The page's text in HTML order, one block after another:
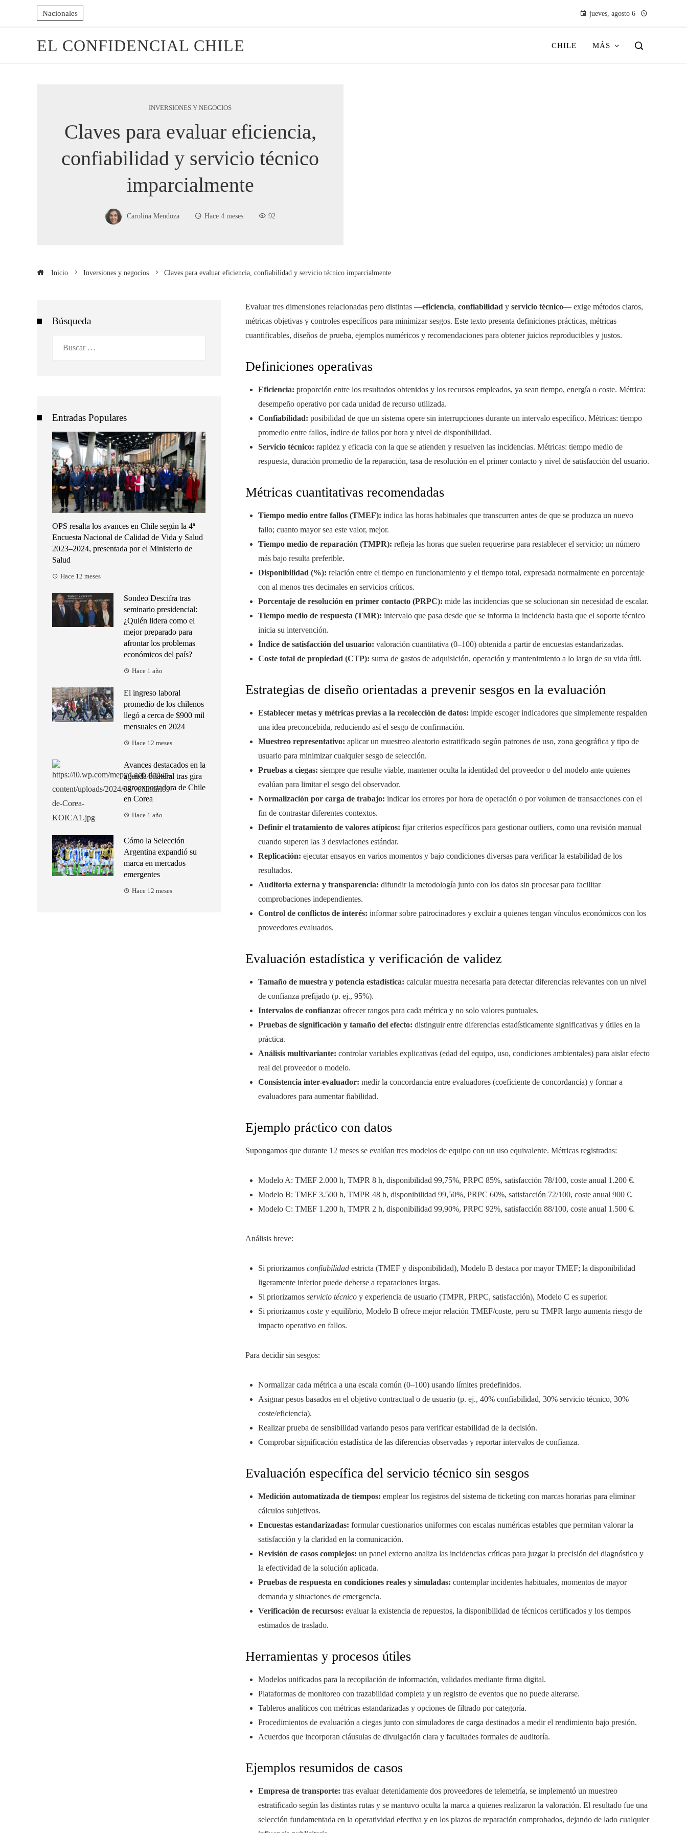
Nacionales jueves, agosto 6
EL CONFIDENCIAL CHILE CHILE MÁS
INVERSIONES Y NEGOCIOS
Claves para evaluar eficiencia,
confiabilidad y servicio técnico
imparcialmente
Carolina Mendoza Hace 4 meses 92
Inicio Inversiones y negocios Claves para evaluar eficiencia, confiabilidad y servicio técnico imparcialmente
Evaluar tres dimensiones relacionadas pero distintas —eficiencia, confiabilidad y servicio técnico— exige métodos claros,
métricas objetivas y controles específicos para minimizar sesgos. Este texto presenta definiciones prácticas, métricas
cuantificables, diseños de prueba, ejemplos numéricos y recomendaciones para obtener juicios reproducibles y justos.
Definiciones operativas
Eficiencia: proporción entre los resultados obtenidos y los recursos empleados, ya sean tiempo, energía o coste. Métrica:
desempeño operativo por cada unidad de recurso utilizada.
Confiabilidad: posibilidad de que un sistema opere sin interrupciones durante un intervalo específico. Métricas: tiempo
promedio entre fallos, índice de fallos por hora y nivel de disponibilidad.
Servicio técnico: rapidez y eficacia con la que se atienden y resuelven las incidencias. Métricas: tiempo medio de
respuesta, duración promedio de la reparación, tasa de resolución en el primer contacto y nivel de satisfacción del usuario.
Métricas cuantitativas recomendadas
Tiempo medio entre fallos (TMEF): indica las horas habituales que transcurren antes de que se produzca un nuevo
fallo; cuanto mayor sea este valor, mejor.
Tiempo medio de reparación (TMPR): refleja las horas que suelen requerirse para restablecer el servicio; un número
más bajo resulta preferible.
Disponibilidad (%): relación entre el tiempo en funcionamiento y el tiempo total, expresada normalmente en porcentaje
con al menos tres decimales en servicios críticos.
Porcentaje de resolución en primer contacto (PRPC): mide las incidencias que se solucionan sin necesidad de escalar.
Tiempo medio de respuesta (TMR): intervalo que pasa desde que se informa la incidencia hasta que el soporte técnico
inicia su intervención.
Índice de satisfacción del usuario: valoración cuantitativa (0–100) obtenida a partir de encuestas estandarizadas.
Coste total de propiedad (CTP): suma de gastos de adquisición, operación y mantenimiento a lo largo de su vida útil.
Estrategias de diseño orientadas a prevenir sesgos en la evaluación
Establecer metas y métricas previas a la recolección de datos: impide escoger indicadores que simplemente respalden
una idea preconcebida, reduciendo así el sesgo de confirmación.
Muestreo representativo: aplicar un muestreo aleatorio estratificado según patrones de uso, zona geográfica y tipo de
usuario para minimizar cualquier sesgo de selección.
Pruebas a ciegas: siempre que resulte viable, mantener oculta la identidad del proveedor o del modelo ante quienes
evalúan para limitar el sesgo del observador.
Normalización por carga de trabajo: indicar los errores por hora de operación o por volumen de transacciones con el
fin de contrastar diferentes contextos.
Definir el tratamiento de valores atípicos: fijar criterios específicos para gestionar outliers, como una revisión manual
cuando superen las 3 desviaciones estándar.
Replicación: ejecutar ensayos en varios momentos y bajo condiciones diversas para verificar la estabilidad de los
resultados.
Auditoría externa y transparencia: difundir la metodología junto con los datos sin procesar para facilitar
comprobaciones independientes.
Control de conflictos de interés: informar sobre patrocinadores y excluir a quienes tengan vínculos económicos con los
proveedores evaluados.
Evaluación estadística y verificación de validez
Tamaño de muestra y potencia estadística: calcular muestra necesaria para detectar diferencias relevantes con un nivel
de confianza prefijado (p. ej., 95%).
Intervalos de confianza: ofrecer rangos para cada métrica y no solo valores puntuales.
Pruebas de significación y tamaño del efecto: distinguir entre diferencias estadísticamente significativas y útiles en la
práctica.
Análisis multivariante: controlar variables explicativas (edad del equipo, uso, condiciones ambientales) para aislar efecto
real del proveedor o modelo.
Consistencia inter-evaluador: medir la concordancia entre evaluadores (coeficiente de concordancia) y formar a
evaluadores para aumentar fiabilidad.
Ejemplo práctico con datos
Supongamos que durante 12 meses se evalúan tres modelos de equipo con un uso equivalente. Métricas registradas:
Modelo A: TMEF 2.000 h, TMPR 8 h, disponibilidad 99,75%, PRPC 85%, satisfacción 78/100, coste anual 1.200 €.
Modelo B: TMEF 3.500 h, TMPR 48 h, disponibilidad 99,50%, PRPC 60%, satisfacción 72/100, coste anual 900 €.
Modelo C: TMEF 1.200 h, TMPR 2 h, disponibilidad 99,90%, PRPC 92%, satisfacción 88/100, coste anual 1.500 €.
Análisis breve:
Si priorizamos confiabilidad estricta (TMEF y disponibilidad), Modelo B destaca por mayor TMEF; la disponibilidad
ligeramente inferior puede deberse a reparaciones largas.
Si priorizamos servicio técnico y experiencia de usuario (TMPR, PRPC, satisfacción), Modelo C es superior.
Si priorizamos coste y equilibrio, Modelo B ofrece mejor relación TMEF/coste, pero su TMPR largo aumenta riesgo de
impacto operativo en fallos.
Para decidir sin sesgos:
Normalizar cada métrica a una escala común (0–100) usando límites predefinidos.
Asignar pesos basados en el objetivo contractual o de usuario (p. ej., 40% confiabilidad, 30% servicio técnico, 30%
coste/eficiencia).
Realizar prueba de sensibilidad variando pesos para verificar estabilidad de la decisión.
Comprobar significación estadística de las diferencias observadas y reportar intervalos de confianza.
Evaluación específica del servicio técnico sin sesgos
Medición automatizada de tiempos: emplear los registros del sistema de ticketing con marcas horarias para eliminar
cálculos subjetivos.
Encuestas estandarizadas: formular cuestionarios uniformes con escalas numéricas estables que permitan valorar la
satisfacción y la claridad en la comunicación.
Revisión de casos complejos: un panel externo analiza las incidencias críticas para juzgar la precisión del diagnóstico y
la efectividad de la solución aplicada.
Pruebas de respuesta en condiciones reales y simuladas: contemplar incidentes habituales, momentos de mayor
demanda y situaciones de emergencia.
Verificación de recursos: evaluar la existencia de repuestos, la disponibilidad de técnicos certificados y los tiempos
estimados de traslado.
Herramientas y procesos útiles
Modelos unificados para la recopilación de información, validados mediante firma digital.
Plataformas de monitoreo con trazabilidad completa y un registro de eventos que no puede alterarse.
Tableros analíticos con métricas estandarizadas y opciones de filtrado por categoría.
Procedimientos de evaluación a ciegas junto con simuladores de carga destinados a medir el rendimiento bajo presión.
Acuerdos que incorporan cláusulas de divulgación clara y facultades formales de auditoría.
Ejemplos resumidos de casos
Empresa de transporte: tras evaluar detenidamente dos proveedores de telemetría, se implementó un muestreo
estratificado según las distintas rutas y se mantuvo oculta la marca a quienes realizaron la valoración. El resultado fue una
selección fundamentada en la operatividad efectiva y en los plazos de reparación comprobados, dejando de lado cualquier
Búsqueda
Entradas Populares
OPS resalta los avances en Chile según la 4ª
Encuesta Nacional de Calidad de Vida y Salud
2023–2024, presentada por el Ministerio de
Salud
Hace 12 meses
Sondeo Descifra tras
seminario presidencial:
¿Quién lidera como el
mejor preparado para
afrontar los problemas
económicos del país?
Hace 1 año
El ingreso laboral
promedio de los chilenos
llegó a cerca de $900 mil
mensuales en 2024
Hace 12 meses
Avances destacados en la
agenda bilateral tras gira
agroexportadora de Chile
en Corea
Hace 1 año
Cómo la Selección
Argentina expandió su
marca en mercados
emergentes
Hace 12 meses